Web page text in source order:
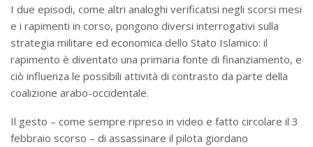
I due episodi, come altri analoghi verificatisi negli scorsi mesi
e i rapimenti in corso, pongono diversi interrogativi sulla
strategia militare ed economica dello Stato Islamico: il
rapimento è diventato una primaria fonte di finanziamento, e
ciò influenza le possibili attività di contrasto da parte della
coalizione arabo-occidentale.
Il gesto – come sempre ripreso in video e fatto circolare il 3
febbraio scorso – di assassinare il pilota giordano